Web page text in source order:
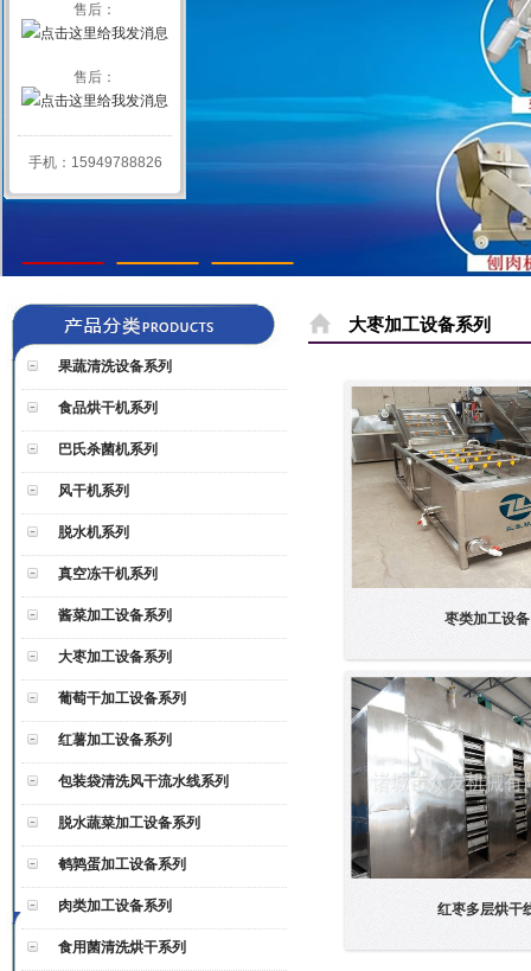
售后：
售后：
手机：15949788826
1 2 3
果蔬清洗设备系列
食品烘干机系列
巴氏杀菌机系列
风干机系列
脱水机系列
真空冻干机系列
酱菜加工设备系列
大枣加工设备系列
葡萄干加工设备系列
红薯加工设备系列
包装袋清洗风干流水线系列
脱水蔬菜加工设备系列
鹌鹑蛋加工设备系列
肉类加工设备系列
食用菌清洗烘干系列
大枣加工设备系列
枣类加工设备
红枣多层烘干